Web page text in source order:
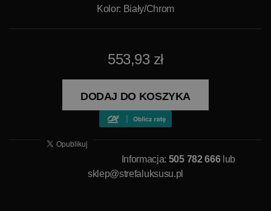
Kolor: Biały/Chrom
553,93 zł
DODAJ DO KOSZYKA
Informacja: 505 782 666lub
sklep@strefaluksusu.pl